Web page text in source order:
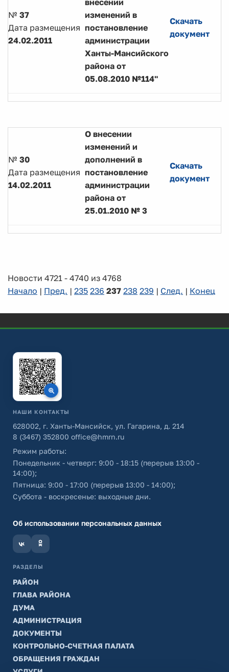
№ 37
Дата размещения
24.02.2011
внесении
изменений в
постановление
администрации
Ханты-Мансийского
района от
05.08.2010 №114"
Скачать
документ
№ 30
Дата размещения
14.02.2011
О внесении
изменений и
дополнений в
постановление
администрации
района от
25.01.2010 № 3
Скачать
документ
Новости 4721 - 4740 из 4768
Начало | Пред. | 235 236 237 238 239 | След. | Конец
НАШИ КОНТАКТЫ
628002, г. Ханты-Мансийск, ул. Гагарина, д. 214
8 (3467) 352800 office@hmrn.ru
Режим работы:
Понедельник - четверг: 9:00 - 18:15 (перерыв 13:00 -
14:00);
Пятница: 9:00 - 17:00 (перерыв 13:00 - 14:00);
Суббота - воскресенье: выходные дни.
Об использовании персональных данных
РАЗДЕЛЫ
РАЙОН
ГЛАВА РАЙОНА
ДУМА
АДМИНИСТРАЦИЯ
ДОКУМЕНТЫ
КОНТРОЛЬНО-СЧЕТНАЯ ПАЛАТА
ОБРАЩЕНИЯ ГРАЖДАН